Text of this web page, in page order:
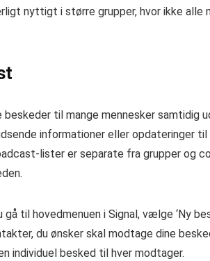
nyttigt i større grupper, hvor ikke alle
til mange mennesker samtidig
informationer eller opdateringer til
lister er separate fra grupper og
til hovedmenuen i Signal, vælge ‘Ny
du ønsker skal modtage dine
individuel besked til hver modtager.